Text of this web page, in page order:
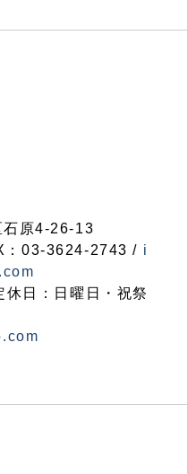
原4-26-13
：03-3624-2743 / i
日：日曜日・祝祭